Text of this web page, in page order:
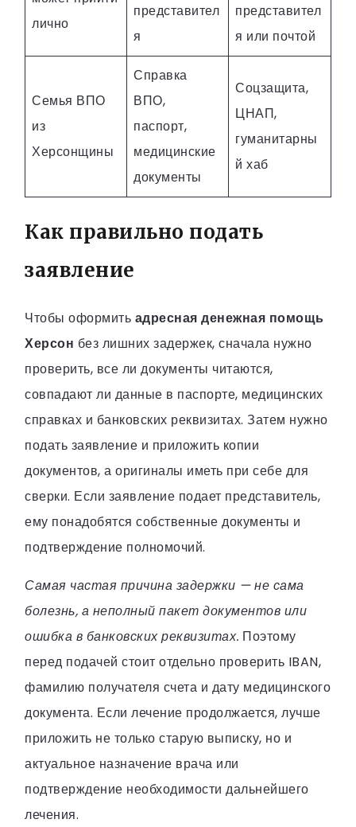
лично
представител
я
представител
я или почтой
Семья ВПО
из
Херсонщины
Справка
ВПО,
паспорт,
медицинские
документы
Соцзащита,
ЦНАП,
гуманитарны
й хаб
Как правильно подать
заявление
Чтобы оформить адресная денежная помощь
Херсон без лишних задержек, сначала нужно
проверить, все ли документы читаются,
совпадают ли данные в паспорте, медицинских
справках и банковских реквизитах. Затем нужно
подать заявление и приложить копии
документов, а оригиналы иметь при себе для
сверки. Если заявление подает представитель,
ему понадобятся собственные документы и
подтверждение полномочий.
Самая частая причина задержки — не сама
болезнь, а неполный пакет документов или
ошибка в банковских реквизитах. Поэтому
перед подачей стоит отдельно проверить IBAN,
фамилию получателя счета и дату медицинского
документа. Если лечение продолжается, лучше
приложить не только старую выписку, но и
актуальное назначение врача или
подтверждение необходимости дальнейшего
лечения.